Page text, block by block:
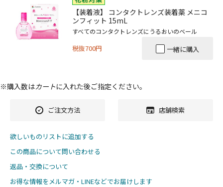
【装着液】 コンタクトレンズ装着薬 メニコ
ンフィット 15mL
すべてのコンタクトレンズにうるおいのベール
税抜700円 一緒に購入
※購入数はカートに入れた後ご指定ください。
ご注文方法 店舗検索
欲しいものリストに追加する
この商品について問い合わせる
返品・交換について
お得な情報をメルマガ・LINEなどでお届けします